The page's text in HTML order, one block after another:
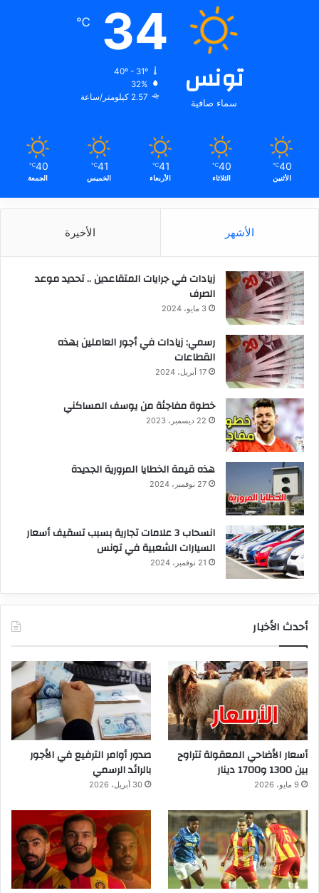
تونس
سماء صافية
34
℃
40º - 31º
32%
2.57 كيلومتر/ساعة
40
℃
الأثنين
40
℃
الثلاثاء
41
℃
الأربعاء
41
℃
الخميس
40
℃
الجمعة
الأشهر الأخيرة
زيادات في جرايات المتقاعدين .. تحديد موعد
الصرف
3 مايو، 2024
رسمي: زيادات في أجور العاملين بهذه
القطاعات
17 أبريل، 2024
خطوة مفاجئة من يوسف المساكني
22 ديسمبر، 2023
هذه قيمة الخطايا المرورية الجديدة
27 نوفمبر، 2024
انسحاب 3 علامات تجارية بسبب تسقيف أسعار
السيارات الشعبية في تونس
21 نوفمبر، 2024
أحدث الأخبار
أسعار الأضاحي المعقولة تتراوح
بين 1300 و1700 دينار
9 مايو، 2026
صدور أوامر الترفيع في الأجور
بالرائد الرسمي
30 أبريل، 2026